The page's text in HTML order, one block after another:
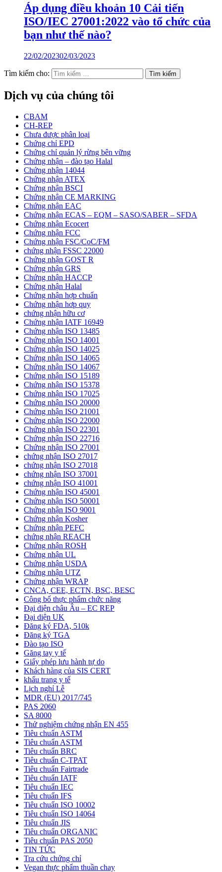
Áp dụng điều khoản 10 Cải tiến
ISO/IEC 27001:2022 vào tổ chức của
bạn như thế nào?
22/02/202302/03/2023
Tìm kiếm cho:
Dịch vụ của chúng tôi
CBAM
CH-REP
Chưa được phân loại
Chứng chỉ EPD
Chứng chỉ quản lý rừng bên vững
Chứng nhận – đào tạo Halal
Chứng nhận 14044
Chứng nhận ATEX
Chứng nhận BSCI
Chứng nhận CE MARKING
Chứng nhận EAC
Chứng nhận ECAS – EQM – SASO/SABER – SFDA
Chứng nhận Ecocert
Chứng nhận FCC
Chứng nhận FSC/CoC/FM
chứng nhận FSSC 22000
Chứng nhận GOST R
Chứng nhận GRS
Chứng nhận HACCP
Chứng nhận Halal
Chứng nhận hợp chuẩn
Chứng nhận hơp quy
chứng nhận hữu cơ
Chứng nhận IATF 16949
Chứng nhận ISO 13485
Chứng nhận ISO 14001
Chứng nhận ISO 14025
Chứng nhận ISO 14065
Chứng nhận ISO 14067
Chứng nhận ISO 15189
Chứng nhận ISO 15378
Chứng nhận ISO 17025
Chứng nhận ISO 20000
Chứng nhận ISO 21001
Chứng nhận ISO 22000
Chứng nhận ISO 22301
Chứng nhận ISO 22716
Chứng nhận ISO 27001
chứng nhận ISO 27017
chứng nhận ISO 27018
chứng nhận ISO 37001
chứng nhận ISO 41001
Chứng nhận ISO 45001
Chứng nhận ISO 50001
Chứng nhận ISO 9001
Chứng nhận Kosher
Chứng nhận PEFC
chứng nhận REACH
Chứng nhận ROSH
Chứng nhận UL
Chứng nhận USDA
Chứng nhận UTZ
Chứng nhận WRAP
CNCA, CEE, ECTN, BSC, BESC
Công bố thực phẩm chức năng
Đại diện châu Âu – EC REP
Đại diện UK
Đăng ký FDA, 510k
Đăng ký TGA
Đào tạo ISO
Găng tay y tế
Giấy phép lưu hành tự do
Khách hàng của SIS CERT
khẩu trang y tế
Lịch nghỉ Lễ
MDR (EU) 2017/745
PAS 2060
SA 8000
Thử nghiệm chứng nhận EN 455
Tiêu chuẩn ASTM
Tiêu chuẩn ASTM
Tiêu chuẩn BRC
Tiêu chuẩn C-TPAT
Tiêu chuẩn Fairtrade
Tiêu chuẩn IATF
Tiêu chuẩn IEC
Tiêu chuẩn IFS
Tiêu chuẩn ISO 10002
Tiêu chuẩn ISO 14064
Tiêu chuẩn JIS
Tiêu chuẩn ORGANIC
Tiêu chuẩn PAS 2050
TIN TỨC
Tra cứu chứng chỉ
Vegan thực phẩm thuần chay